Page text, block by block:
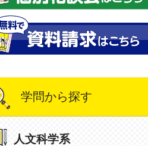
学問から探す
人文科学系